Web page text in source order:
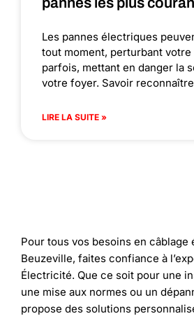
Les pannes électriques
tout moment, perturbant
parfois, mettant en danger la
votre foyer. Savoir
LIRE LA SUITE »
Pour tous vos besoins en câblage
Beuzeville, faites confiance à
Électricité. Que ce soit pour une
une mise aux normes ou un
propose des solutions